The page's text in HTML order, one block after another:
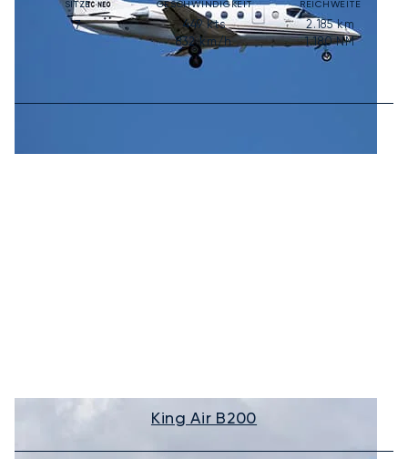
SITZE
7
GESCHWINDIGKEIT
449kts
832km/h
REICHWEITE
2.185km
1.180NM
King Air B200